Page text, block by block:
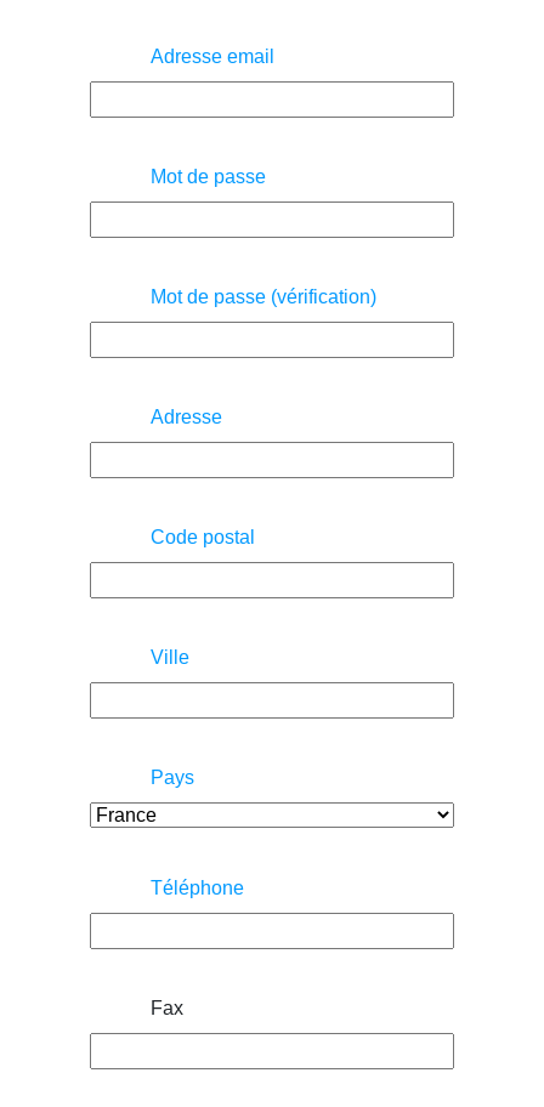
Adresse email
Mot de passe
Mot de passe (vérification)
Adresse
Code postal
Ville
Pays
Téléphone
Fax